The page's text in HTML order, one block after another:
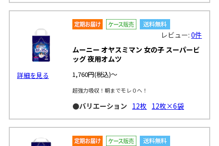
詳細を見る
レビュー:0件
ムーニー オヤスミマン 女の子 スーパービ
ッグ 夜用オムツ
1,760円(税込)～
超強力吸収！朝までモレ０へ！
●バリエーション 12枚 12枚×6袋